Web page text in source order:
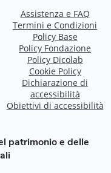
Assistenza e FAQ
Termini e Condizioni
Policy Base
Policy Fondazione
Policy Dicolab
Cookie Policy
Dichiarazione di
accessibilità
Obiettivi di accessibilità
patrimonio e delle